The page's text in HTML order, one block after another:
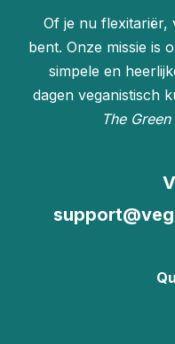
Of je nu flexitariër,
bent. Onze missie is
simpele en
dagen veganistisch
The